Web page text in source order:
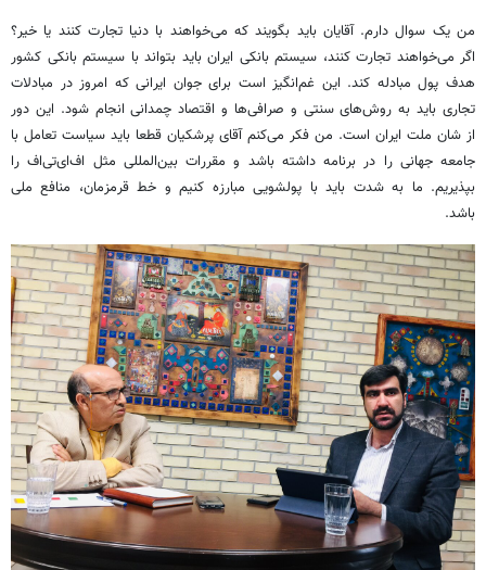
من یک سوال دارم. آقایان باید بگویند که می‌خواهند با دنیا تجارت کنند یا خیر؟
اگر می‌خواهند تجارت کنند، سیستم بانکی ایران باید بتواند با سیستم بانکی کشور
هدف پول مبادله کند. این غم‌انگیز است برای جوان ایرانی که امروز در مبادلات
تجاری باید به روش‌های سنتی و صرافی‌ها و اقتصاد چمدانی انجام شود. این دور
از شان ملت ایران است. من فکر می‌کنم آقای پرشکیان قطعا باید سیاست تعامل با
جامعه جهانی را در برنامه داشته باشد و مقررات بین‌المللی مثل اف‌ای‌تی‌اف را
بپذیریم. ما به شدت باید با پولشویی مبارزه کنیم و خط قرمزمان، منافع ملی
باشد.